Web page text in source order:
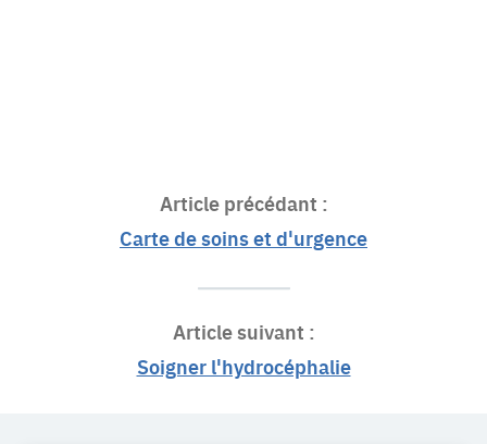
Article précédant :
Carte de soins et d'urgence
Article suivant :
Soigner l'hydrocéphalie